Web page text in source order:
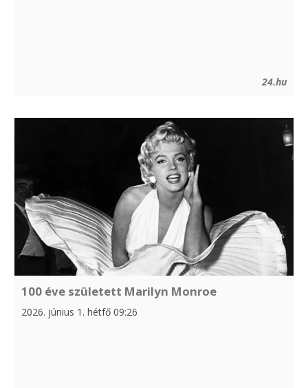
24.hu
100 éve született Marilyn Monroe
2026. június 1. hétfő 09:26